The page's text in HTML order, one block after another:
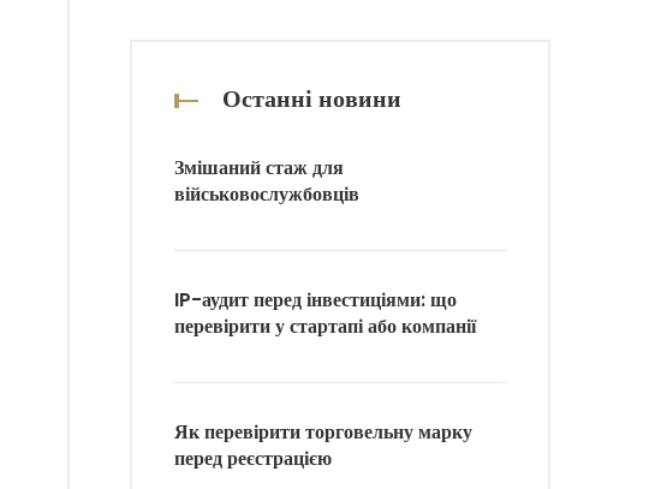
Останні новини
Змішаний стаж для
військовослужбовців
IP-аудит перед інвестиціями: що
перевірити у стартапі або компанії
Як перевірити торговельну марку
перед реєстрацією